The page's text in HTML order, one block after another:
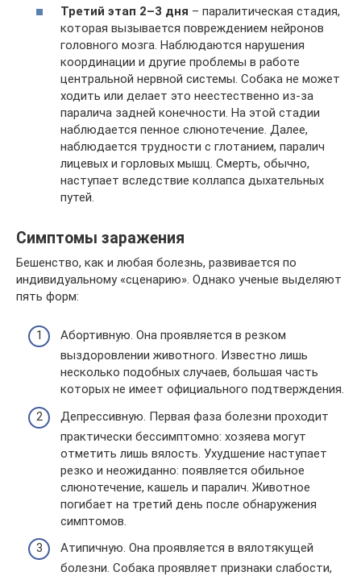
Третий этап 2–3 дня – паралитическая стадия,
которая вызывается повреждением нейронов
головного мозга. Наблюдаются нарушения
координации и другие проблемы в работе
центральной нервной системы. Собака не может
ходить или делает это неестественно из-за
паралича задней конечности. На этой стадии
наблюдается пенное слюнотечение. Далее,
наблюдается трудности с глотанием, паралич
лицевых и горловых мышц. Смерть, обычно,
наступает вследствие коллапса дыхательных
путей.
Симптомы заражения
Бешенство, как и любая болезнь, развивается по
индивидуальному «сценарию». Однако ученые выделяют
пять форм:
Абортивную. Она проявляется в резком
выздоровлении животного. Известно лишь
несколько подобных случаев, большая часть
которых не имеет официального подтверждения.
Депрессивную. Первая фаза болезни проходит
практически бессимптомно: хозяева могут
отметить лишь вялость. Ухудшение наступает
резко и неожиданно: появляется обильное
слюнотечение, кашель и паралич. Животное
погибает на третий день после обнаружения
симптомов.
Атипичную. Она проявляется в вялотякущей
болезни. Собака проявляет признаки слабости,